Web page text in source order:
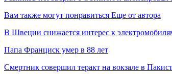
Вам также могут понравиться Еще от автора
В Швеции снижается интерес к
Папа Франциск умер в 88 лет
Смертник совершил теракт на вокзале в